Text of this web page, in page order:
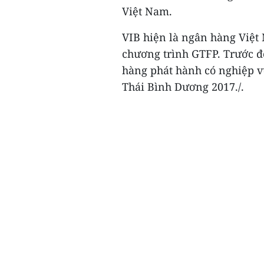
Việt Nam.
VIB hiện là ngân hàng
chương trình GTFP. Trước
hàng phát hành có nghiệp
Thái Bình Dương 2017./.